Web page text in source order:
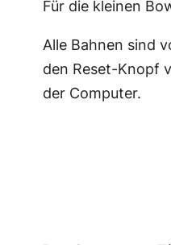
Für die kleinen
Alle Bahnen sind
den Reset-Knopf
der Computer.